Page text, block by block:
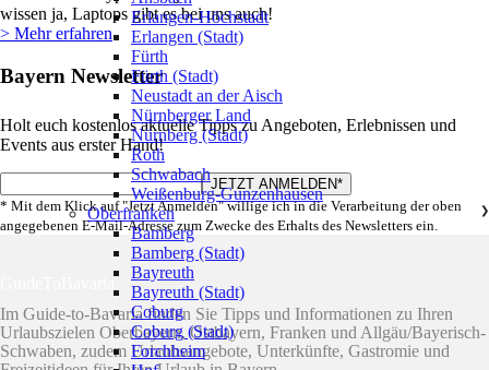
wissen ja, Laptops gibt es bei uns auch!
> Mehr erfahren
Bayern Newsletter
Holt euch kostenlos aktuelle Tipps zu Angeboten, Erlebnissen und
Events aus erster Hand!
* Mit dem Klick auf "Jetzt Anmelden" willige ich in die Verarbeitung der oben
angegebenen E-Mail-Adresse zum Zwecke des Erhalts des Newsletters ein.
Im Guide-to-Bavaria finden Sie Tipps und Informationen zu Ihren
Urlaubszielen Oberbayern, Ostbayern, Franken und Allgäu/Bayerisch-
Schwaben, zudem Urlaubsangebote, Unterkünfte, Gastromie und
Erlangen-Höchstadt
Erlangen (Stadt)
Fürth
Fürth (Stadt)
Neustadt an der Aisch
Nürnberger Land
Nürnberg (Stadt)
Roth
Schwabach
Weißenburg-Gunzenhausen
Oberfranken
❯
Bamberg
Bamberg (Stadt)
Bayreuth
Bayreuth (Stadt)
Coburg
Coburg (Stadt)
Forchheim